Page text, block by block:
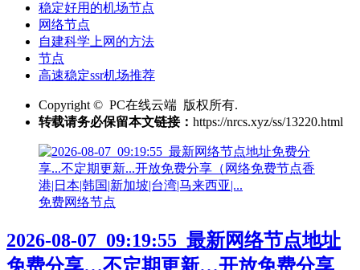
稳定好用的机场节点
网络节点
自建科学上网的方法
节点
高速稳定ssr机场推荐
Copyright © PC在线云端 版权所有.
转载请务必保留本文链接： https://nrcs.xyz/ss/13220.html
免费网络节点
2026-08-07_09:19:55_最新网络节点地址